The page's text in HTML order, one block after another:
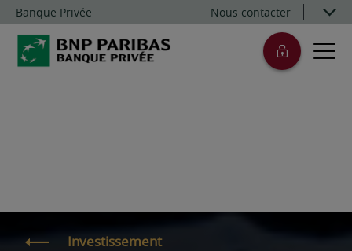
Banque Privée Nous contacter
Investissement